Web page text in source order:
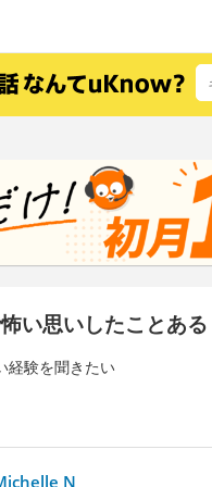
い思いしたことあ
経験を聞きたい
N